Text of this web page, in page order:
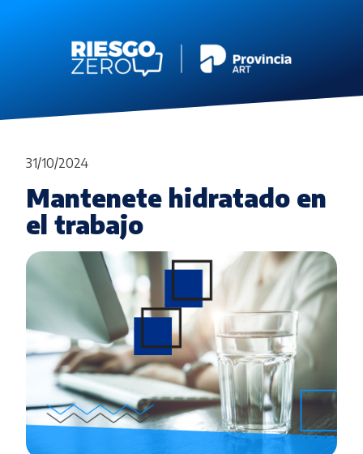
31/10/2024
Mantenete hidratado en
el trabajo